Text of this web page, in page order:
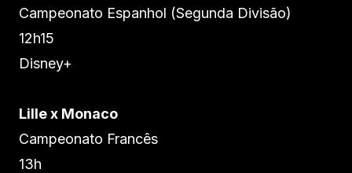
Campeonato Espanhol (Segunda Divisão)
12h15
Disney+
Lille x Monaco
Campeonato Francês
13h